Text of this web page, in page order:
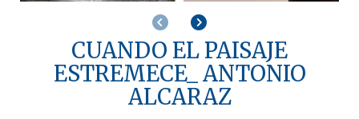
AnteriorSiguiente
CUANDO EL PAISAJE
ESTREMECE_ ANTONIO
ALCARAZ